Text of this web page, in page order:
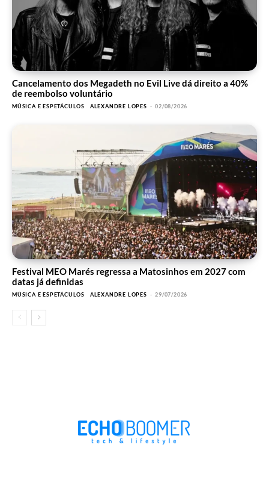
Cancelamento dos Megadeth no Evil Live dá direito a 40%
de reembolso voluntário
MÚSICA E ESPETÁCULOS ALEXANDRE LOPES - 02/08/2026
Festival MEO Marés regressa a Matosinhos em 2027 com
datas já definidas
MÚSICA E ESPETÁCULOS ALEXANDRE LOPES - 29/07/2026